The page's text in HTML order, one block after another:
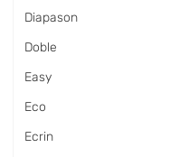
Diapason
Doble
Easy
Eco
Ecrin